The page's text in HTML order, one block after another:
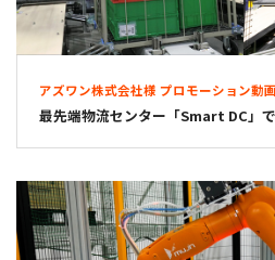
アズワン株式会社様 プロモーション動画
最先端物流センター「Smart DC」